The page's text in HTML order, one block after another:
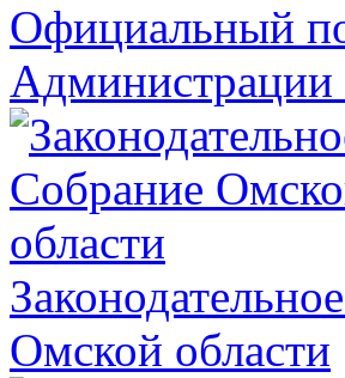
Официальный
Администрации
Омской области